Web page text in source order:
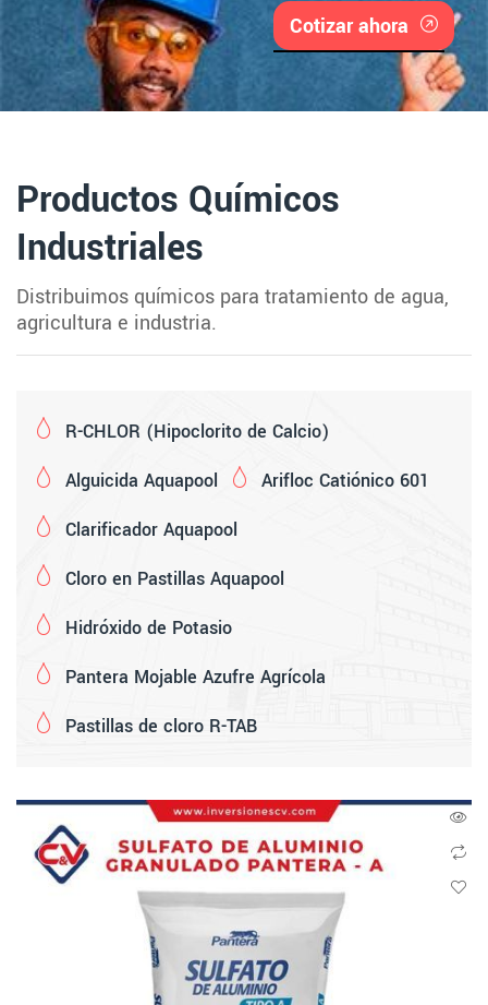
Cotizar ahora
Productos Químicos
Industriales
Distribuimos químicos para tratamiento de agua,
agricultura e industria.
R-CHLOR (Hipoclorito de Calcio)
Alguicida Aquapool
Arifloc Catiónico 601
Clarificador Aquapool
Cloro en Pastillas Aquapool
Hidróxido de Potasio
Pantera Mojable Azufre Agrícola
Pastillas de cloro R-TAB